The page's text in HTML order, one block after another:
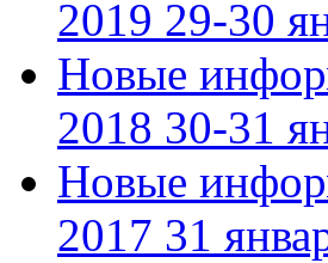
2019 29-30
Новые
2018 30-31
Новые
2017 31